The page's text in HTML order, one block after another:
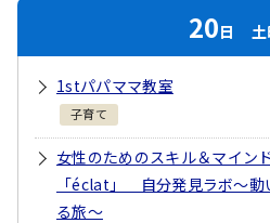
20日 土
1stパパママ教室
子育て
女性のためのスキル＆マイン
「éclat」 自分発見ラボ～動
る旅～